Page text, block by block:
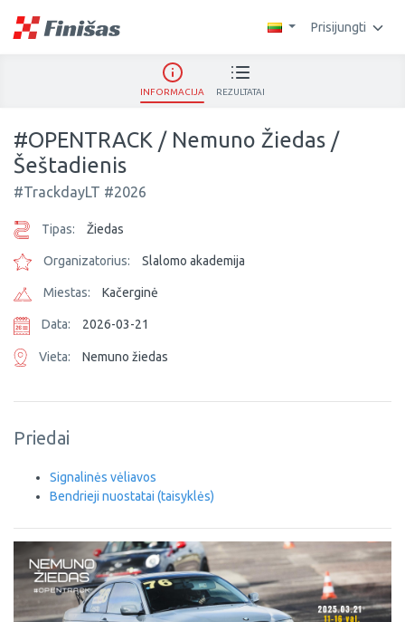
Prisijungti
INFORMACIJA REZULTATAI
#OPENTRACK / Nemuno Žiedas /
Šeštadienis
#TrackdayLT #2026
Tipas: Žiedas
Organizatorius: Slalomo akademija
Miestas: Kačerginė
Data: 2026-03-21
Vieta: Nemuno žiedas
Priedai
Signalinės vėliavos
Bendrieji nuostatai (taisyklės)